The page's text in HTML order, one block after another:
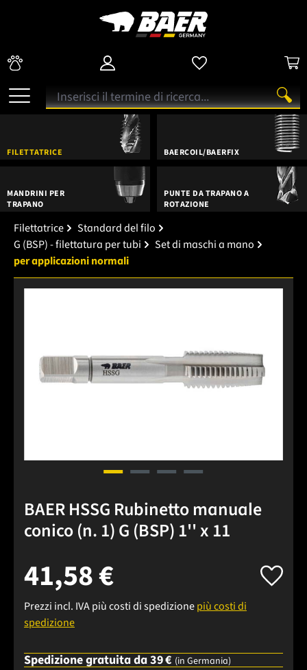
FILETTATRICE BAERCOIL/BAERFIX
MANDRINI PER
TRAPANO
PUNTE DA TRAPANO A
ROTAZIONE
Filettatrice
Standard del filo
G (BSP) - filettatura per tubi
Set di maschi a mano
per applicazioni normali
BAER HSSG Rubinetto manuale
conico (n. 1) G (BSP) 1'' x 11
41,58 €
Prezzi incl. IVA più costi di spedizionepiù costi di
spedizione
Spedizione gratuita da 39 € (in Germania)